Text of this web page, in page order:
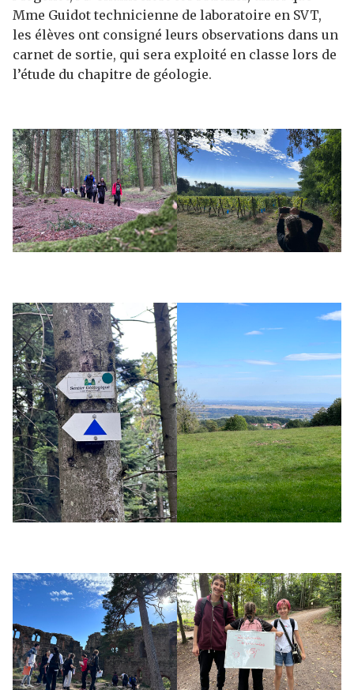
Mme Guidot technicienne de laboratoire en SVT,
les élèves ont consigné leurs observations dans un
carnet de sortie, qui sera exploité en classe lors de
l’étude du chapitre de géologie.